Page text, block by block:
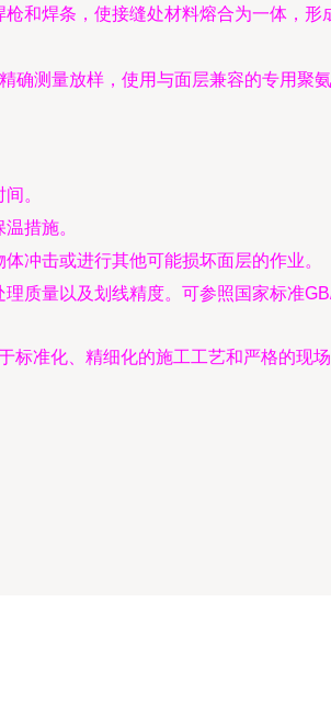
和焊条，使接缝处材料熔合为一体，形
确测量放样，使用与面层兼容的专用聚
。
措施。
冲击或进行其他可能损坏面层的作业。
质量以及划线精度。可参照国家标准
标准化、精细化的施工工艺和严格的现